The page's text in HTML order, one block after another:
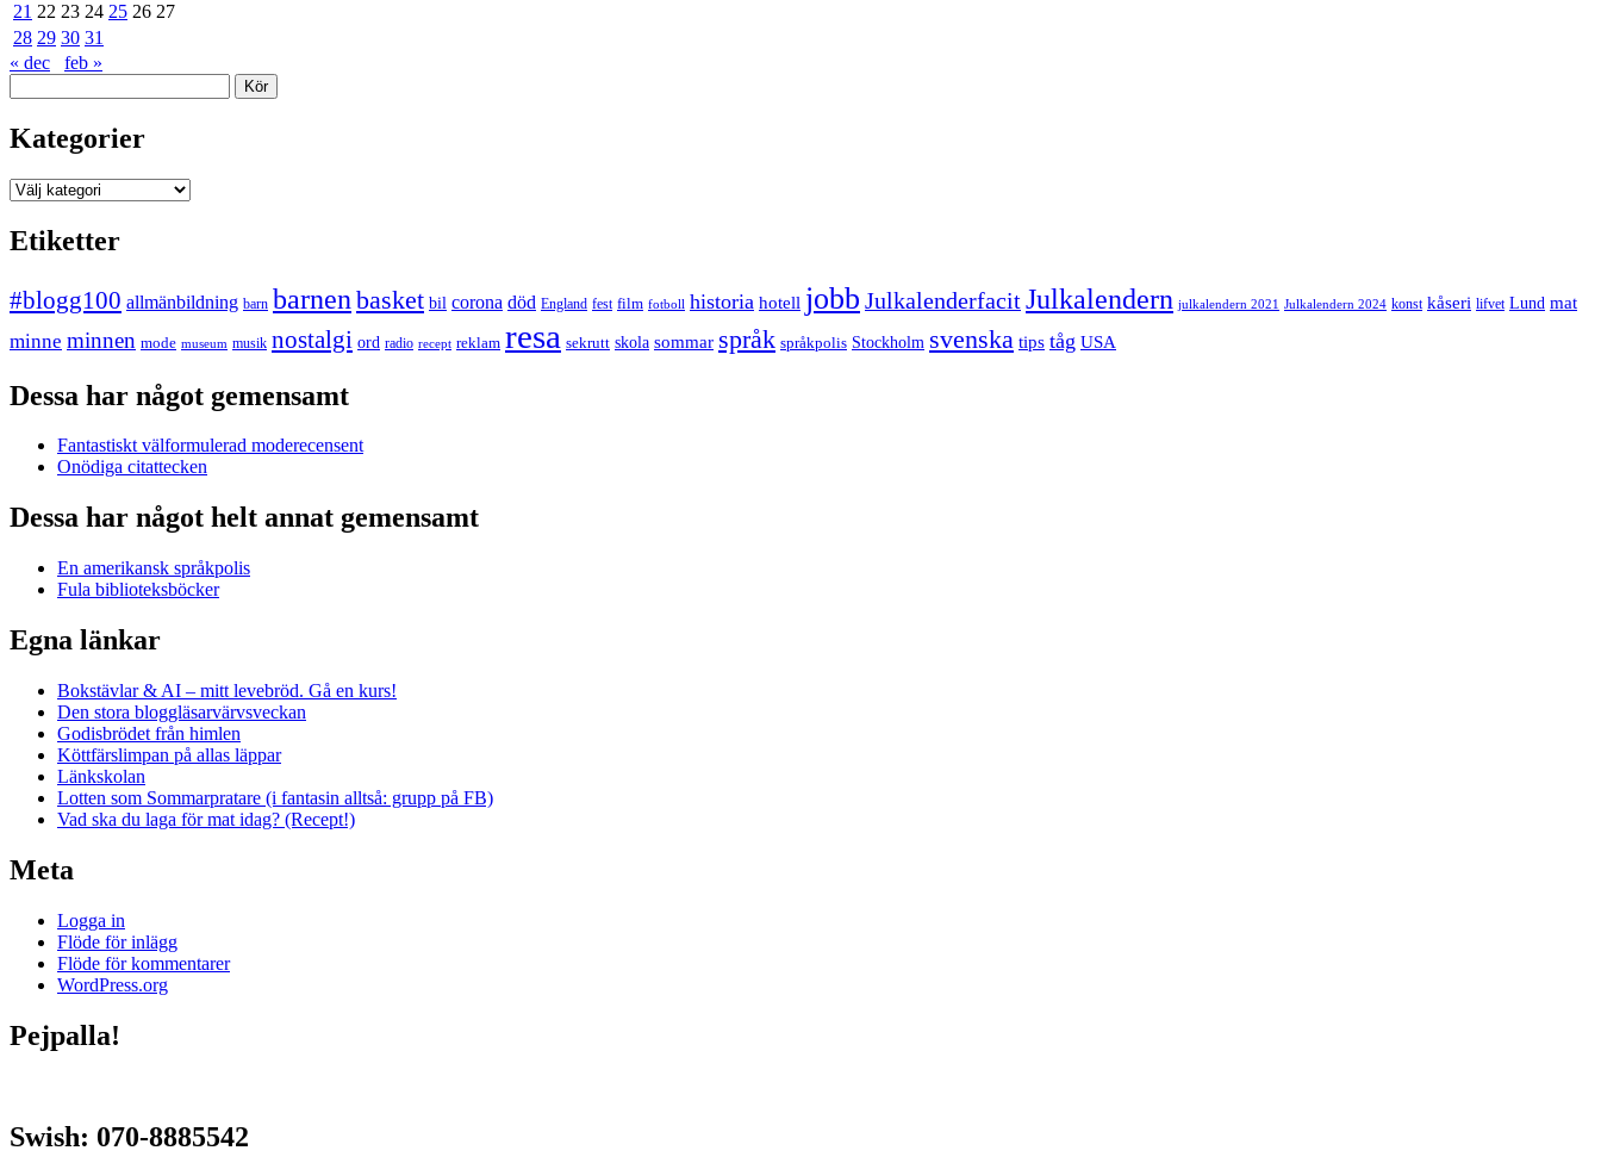
21 22 23 24 25 26 27
28 29 30 31
« dec
feb »
Kategorier
Kategorier
Etiketter
#blogg100 allmänbildning barn barnen basket bil corona död England fest film fotboll historia hotell jobb JulkalenderfacitJulkalendern julkalendern 2021 Julkalendern 2024 konst kåseri lifvet Lund mat
minne minnen mode museum musik nostalgi ord radio recept reklam resa sekrutt skola sommar språk språkpolis Stockholm svenska tips tåg USA
Dessa har något gemensamt
Fantastiskt välformulerad moderecensent
Onödiga citattecken
Dessa har något helt annat gemensamt
En amerikansk språkpolis
Fula biblioteksböcker
Egna länkar
Bokstävlar & AI – mitt levebröd. Gå en kurs!
Den stora bloggläsarvärvsveckan
Godisbrödet från himlen
Köttfärslimpan på allas läppar
Länkskolan
Lotten som Sommarpratare (i fantasin alltså: grupp på FB)
Vad ska du laga för mat idag? (Recept!)
Meta
Logga in
Flöde för inlägg
Flöde för kommentarer
WordPress.org
Pejpalla!
Swish: 070-8885542